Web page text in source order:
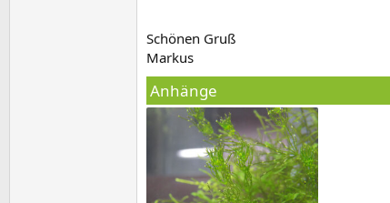
Schönen Gruß
Markus
Anhänge